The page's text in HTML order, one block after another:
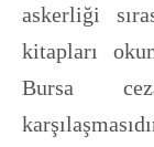
askerliği
kitapları
Bursa